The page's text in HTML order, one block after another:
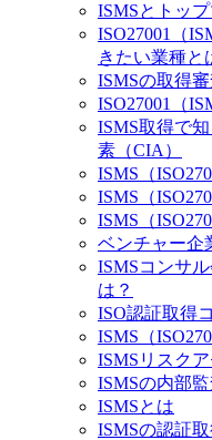
ISMSとトッ
ISO27001（
きたい業種と
ISMSの取得
ISO27001（
ISMS取得で
素（CIA）
ISMS（
ISMS（
ISMS（
ベンチャー企
ISMSコンサ
は？
ISO認証取得
ISMS（
ISMSリスク
ISMSの内部
ISMSとは
ISMSの認証